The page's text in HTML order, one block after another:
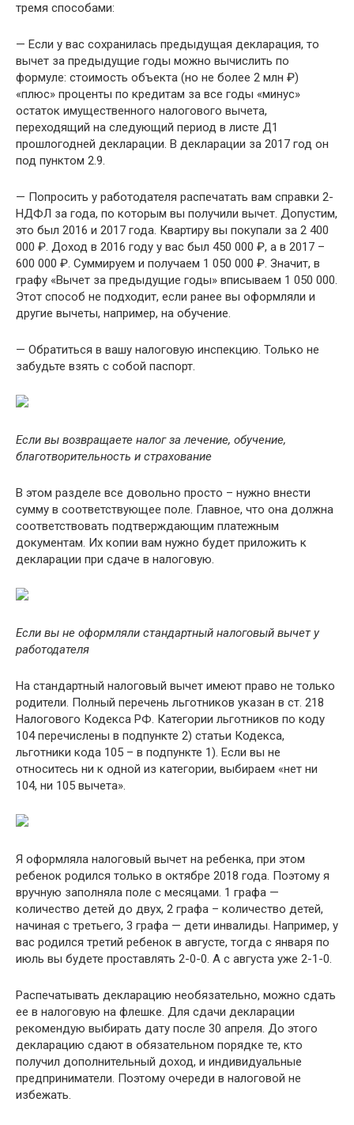
тремя способами:
— Если у вас сохранилась предыдущая декларация, то
вычет за предыдущие годы можно вычислить по
формуле: стоимость объекта (но не более 2 млн ₽)
«плюс» проценты по кредитам за все годы «минус»
остаток имущественного налогового вычета,
переходящий на следующий период в листе Д1
прошлогодней декларации. В декларации за 2017 год он
под пунктом 2.9.
— Попросить у работодателя распечатать вам справки 2-
НДФЛ за года, по которым вы получили вычет. Допустим,
это был 2016 и 2017 года. Квартиру вы покупали за 2 400
000 ₽. Доход в 2016 году у вас был 450 000 ₽, а в 2017 –
600 000 ₽. Суммируем и получаем 1 050 000 ₽. Значит, в
графу «Вычет за предыдущие годы» вписываем 1 050 000.
Этот способ не подходит, если ранее вы оформляли и
другие вычеты, например, на обучение.
— Обратиться в вашу налоговую инспекцию. Только не
забудьте взять с собой паспорт.
Если вы возвращаете налог за лечение, обучение,
благотворительность и страхование
В этом разделе все довольно просто – нужно внести
сумму в соответствующее поле. Главное, что она должна
соответствовать подтверждающим платежным
документам. Их копии вам нужно будет приложить к
декларации при сдаче в налоговую.
Если вы не оформляли стандартный налоговый вычет у
работодателя
На стандартный налоговый вычет имеют право не только
родители. Полный перечень льготников указан в ст. 218
Налогового Кодекса РФ. Категории льготников по коду
104 перечислены в подпункте 2) статьи Кодекса,
льготники кода 105 – в подпункте 1). Если вы не
относитесь ни к одной из категории, выбираем «нет ни
104, ни 105 вычета».
Я оформляла налоговый вычет на ребенка, при этом
ребенок родился только в октябре 2018 года. Поэтому я
вручную заполняла поле с месяцами. 1 графа —
количество детей до двух, 2 графа – количество детей,
начиная с третьего, 3 графа — дети инвалиды. Например, у
вас родился третий ребенок в августе, тогда с января по
июль вы будете проставлять 2-0-0. А с августа уже 2-1-0.
Распечатывать декларацию необязательно, можно сдать
ее в налоговую на флешке. Для сдачи декларации
рекомендую выбирать дату после 30 апреля. До этого
декларацию сдают в обязательном порядке те, кто
получил дополнительный доход, и индивидуальные
предприниматели. Поэтому очереди в налоговой не
избежать.